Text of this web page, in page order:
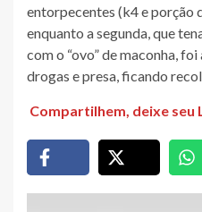
entorpecentes (k4 e porção
enquanto a segunda, que
com o “ovo” de maconha,
drogas e presa, ficando
Compartilhem, deixe seu